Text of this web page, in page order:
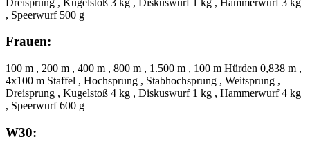
, Speerwurf 500 g
Frauen:
100 m , 200 m , 400 m , 800 m , 1.500 m , 100 m Hürden 0,838 m ,
4x100 m Staffel , Hochsprung , Stabhochsprung , Weitsprung ,
Dreisprung , Kugelstoß 4 kg , Diskuswurf 1 kg , Hammerwurf 4 kg
, Speerwurf 600 g
W30: